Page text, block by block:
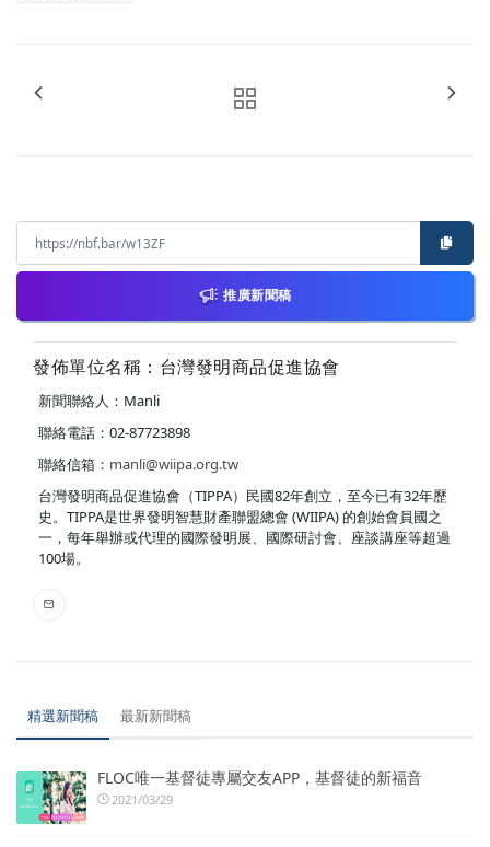
推廣新聞稿
發佈單位名稱：台灣發明商品促進協會
新聞聯絡人：Manli
聯絡電話：02-87723898
聯絡信箱： manli@wiipa.org.tw
台灣發明商品促進協會（TIPPA）民國82年創立，至今已有32年歷
史。TIPPA是世界發明智慧財產聯盟總會 (WIIPA) 的創始會員國之
一，每年舉辦或代理的國際發明展、國際研討會、座談講座等超過
100場。
精選新聞稿 最新新聞稿
FLOC唯一基督徒專屬交友APP，基督徒的新福音
2021/03/29